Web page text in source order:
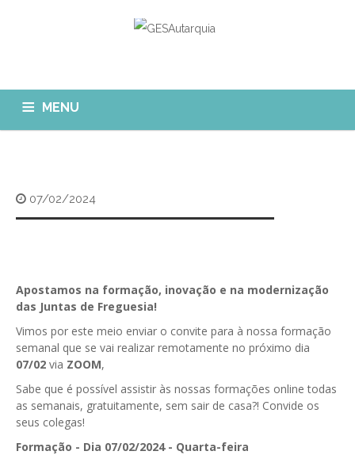
MENU
O que fazemos?
GESCanídeo
GESContPública
Configurar Email
Eliminar Conta
Isenção de IVA
Submeter SAFT
07/02/2024
Apostamos na formação, inovação e na modernização
das Juntas de Freguesia!
Vimos por este meio enviar o convite para à nossa formação
semanal que se vai realizar remotamente no próximo dia
07/02 via ZOOM,
Sabe que é possível assistir às nossas formações online todas
as semanais, gratuitamente, sem sair de casa?! Convide os
seus colegas!
Formação - Dia 07/02/2024 - Quarta-feira